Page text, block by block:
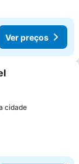
Ver preços
favoritos
cidade